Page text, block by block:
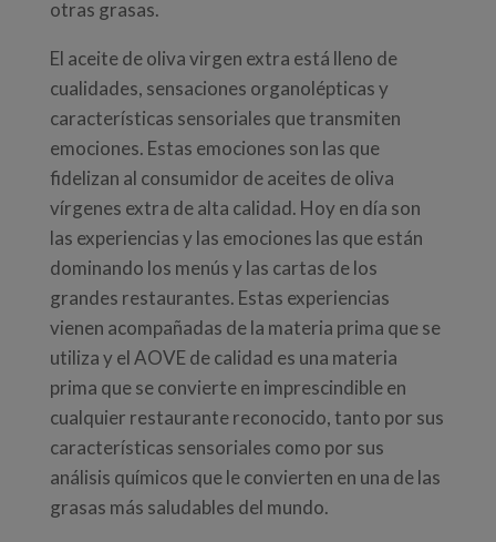
otras grasas.
El aceite de oliva virgen extra está lleno de
cualidades, sensaciones organolépticas y
características sensoriales que transmiten
emociones. Estas emociones son las que
fidelizan al consumidor de aceites de oliva
vírgenes extra de alta calidad. Hoy en día son
las experiencias y las emociones las que están
dominando los menús y las cartas de los
grandes restaurantes. Estas experiencias
vienen acompañadas de la materia prima que se
utiliza y el AOVE de calidad es una materia
prima que se convierte en imprescindible en
cualquier restaurante reconocido, tanto por sus
características sensoriales como por sus
análisis químicos que le convierten en una de las
grasas más saludables del mundo.